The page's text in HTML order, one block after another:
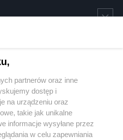
partnerów oraz inne
dostęp i
na urządzeniu oraz
takie jak unikalne
informacje wysyłane przez
w celu zapewniania